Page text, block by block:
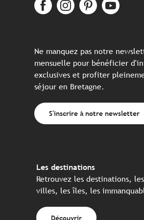
Ne manquez pas notre
mensuelle pour bénéficier
exclusives et profiter
séjour en Bretagne.
S'inscrire à notre newsletter
Les destinations
Retrouvez les destinations,
villes, les îles, les
Découvrir